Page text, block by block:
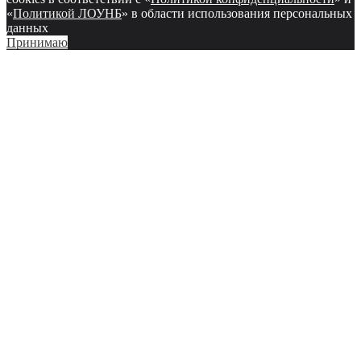
«Политикой ЛОУНБ» в области использования персональных
данных
Принимаю